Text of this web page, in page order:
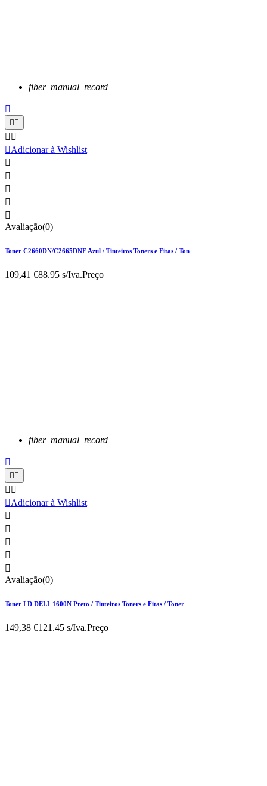
fiber_manual_record

 
 
Adicionar à Wishlist





Avaliação(0)
Toner C2660DN/C2665DNF Azul / Tinteiros Toners e Fitas / Ton
109,41 €88.95 s/Iva.Preço
fiber_manual_record

 
 
Adicionar à Wishlist





Avaliação(0)
Toner LD DELL 1600N Preto / Tinteiros Toners e Fitas / Toner
149,38 €121.45 s/Iva.Preço